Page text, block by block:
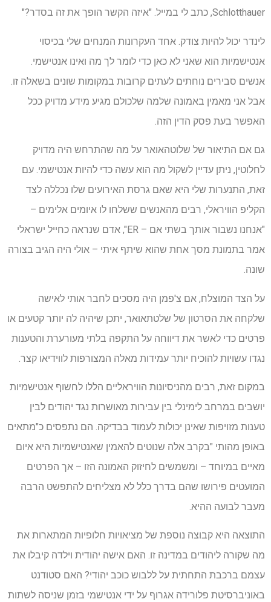
Schlotthauer, כתב לי במייל. "איזה הקשר הופך את זה בסדר?"
לינדר יכול להיות צודק. אחד העקרונות המנחים שלי בכיסוי
אנטישמיות הוא שאני לא כאן כדי לומר לך מה ואינו אנטישמי.
אנשים סבירים נוחתים לעתים קרובות במקומות שונים בשאלה זו.
אבל אני מאמין באמונה שלמה שלכולם מגיע מידע מדויק ככל
האפשר בעת פסק הדין הזה.
גם אם התיאור של שלוטהאואר על מה שהתרחש היה מדויק
לחלוטין, ניתן עדיין לשקול מה הוא עשה כדי להיות אנטישמי. עם
זאת, התנערות שלי היא שאם גרסת האירועים שלו נכללה לצד
הקליפ הוויראלי, רבים מהאנשים ששלחו לו איומים אלימים –
"אנחנו נשבור אותך בשתי אם – ER", אדם שנראה כחייל ישראלי
אמר בתמונת מסך אחת שהוא שיתף איתי – אולי היה הגיב בצורה
שונה.
על הצד המוצלח, אם צ'פמן היה מסכים לחבר אותי לאישה
שלקחה את הסרטון של שלטתאואר, יתכן שיהיה לה יותר קטעים או
פרטים כדי לאשר את דיווחה על התקפה בלתי מעורערת והטענות
נגדו עשויות להוכיח יותר עמידות מאלה המצורפות לווידיאו קצר.
במקום זאת, רבים מהניסיונות הוויראליים הללו לחשוף אנטישמיות
יושבים במרחב לימינלי בין עבירות מאושרות נגד יהודים לבין
טענות מזויפות שאינן יכולות לעמוד בבדיקה. הם נתפסים כ"מתאים
באופן מהותי "בקרב אלה שנוטים להאמין שאנטישמיות היא איום
מאיים במיוחד – ומשמשים לחיזוק האמונה הזו – אך הפרטים
המועטים פירושו שהם בדרך כלל לא מצליחים להתפשט הרבה
מעבר לבועה ההיא.
התוצאה היא קבוצה נוספת של מציאויות חלופיות המתארות את
מה שקורה ליהודים במדינה זו. האם אישה יהודית וילדה קיבלו את
עצמם ברכבת התחתית על ללבוש כוכב יהודי? האם סטודנט
באוניברסיטת פלורידה אגרוף על ידי אנטישמי בזמן שניסה לשתות